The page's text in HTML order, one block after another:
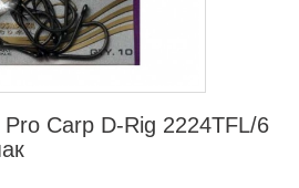
Carp D-Rig 2224TFL/6